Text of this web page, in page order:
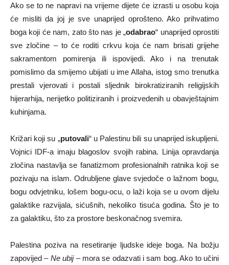
Ako se to ne napravi na vrijeme dijete će izrasti u osobu koja
će misliti da joj je sve unaprijed oprošteno. Ako prihvatimo
boga koji će nam, zato što nas je „odabrao“ unaprijed oprostiti
sve zločine – to će roditi crkvu koja će nam brisati grijehe
sakramentom pomirenja ili ispovijedi. Ako i na trenutak
pomislimo da smijemo ubijati u ime Allaha, istog smo trenutka
prestali vjerovati i postali sljednik birokratiziranih religijskih
hijerarhija, nerijetko politiziranih i proizvedenih u obavještajnim
kuhinjama.
Križari koji su „putovali“ u Palestinu bili su unaprijed iskupljeni.
Vojnici IDF-a imaju blagoslov svojih rabina. Linija opravdanja
zločina nastavlja se fanatizmom profesionalnih ratnika koji se
pozivaju na islam. Odrubljene glave svjedoče o lažnom bogu,
bogu odvjetniku, lošem bogu-ocu, o laži koja se u ovom dijelu
galaktike razvijala, sićušnih, nekoliko tisuća godina. Što je to
za galaktiku, što za prostore beskonačnog svemira.
Palestina poziva na resetiranje ljudske ideje boga. Na božju
zapovijed – Ne ubij– mora se odazvati i sam bog. Ako to učini